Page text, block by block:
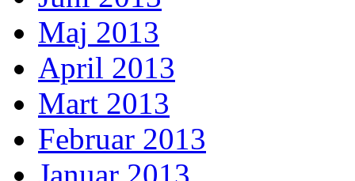
Maj 2013
April 2013
Mart 2013
Februar 2013